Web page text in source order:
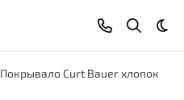
Покрывало Curt Bauer хлопок